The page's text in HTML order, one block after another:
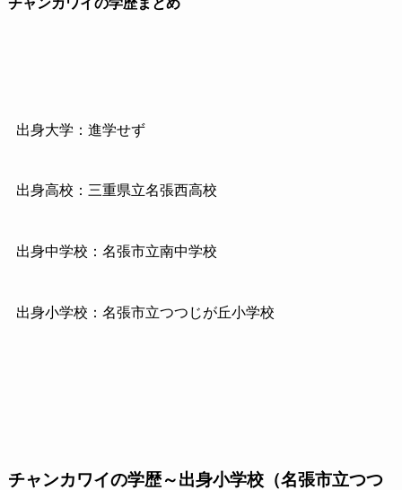
出身大学：進学せず
出身高校：三重県立名張西高校
出身中学校：名張市立南中学校
出身小学校：名張市立つつじが丘小学校
チャンカワイの学歴～出身小学校（名張市立つつ